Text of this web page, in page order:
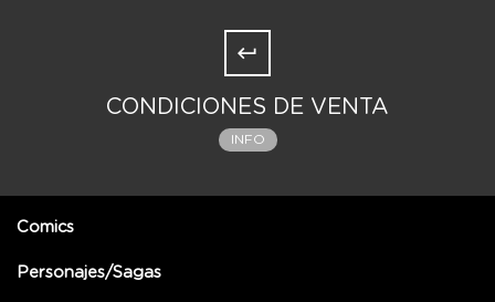
CONDICIONES DE VENTA
INFO
Comics
Personajes/Sagas